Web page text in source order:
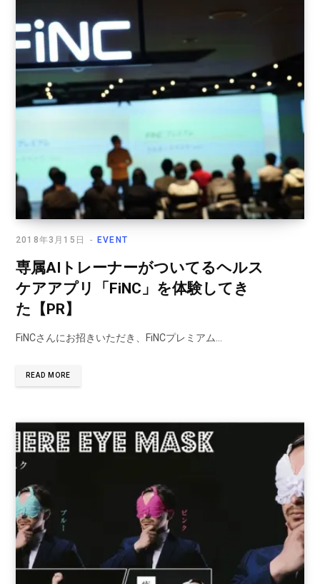
EVENT
2018年3月15日
専属AIトレーナーがついてるヘルス
ケアアプリ「FiNC」を体験してき
た【PR】
FiNCさんにお招きいただき、FiNCプレミアム…
READ MORE